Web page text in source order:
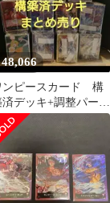
48,066
ンピースカード 構
済デッキ+調整パーツ
ット まとめ売り
退品